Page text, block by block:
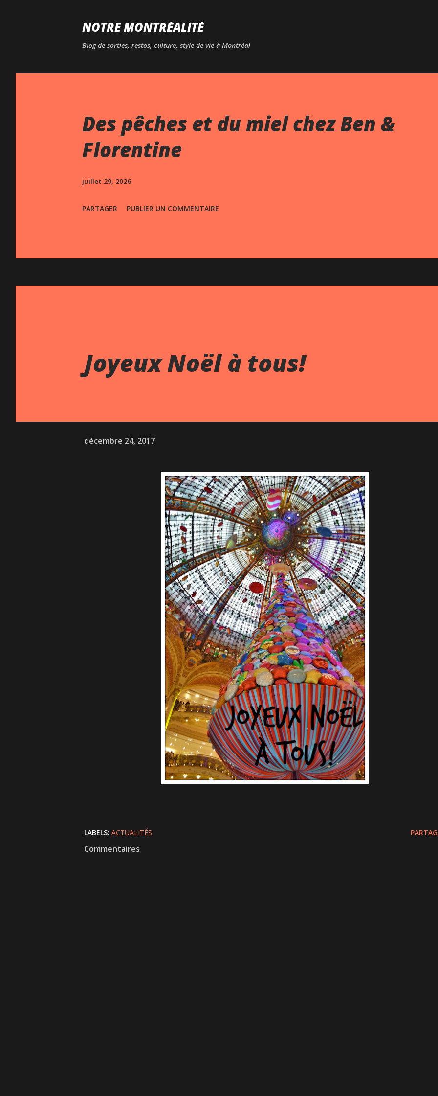
NOTRE MONTRÉALITÉ
Blog de sorties, restos, culture, style de vie à Montréal
Des pêches et du miel chez Ben &
Florentine
juillet 29, 2026
PARTAGER PUBLIER UN COMMENTAIRE
Joyeux Noël à tous!
décembre 24, 2017
LABELS: ACTUALITÉS
Commentaires